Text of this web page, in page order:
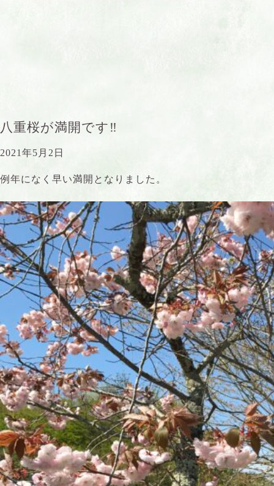
八重桜が満開です‼︎
2021年5月2日
例年になく早い満開となりました。